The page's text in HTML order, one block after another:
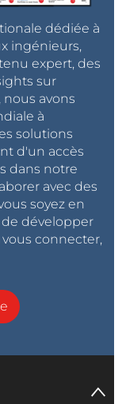
dédiée à
ingénieurs,
expert, des
sur
nous avons
à
solutions
d'un accès
dans notre
avec des
soyez en
développer
connecter,